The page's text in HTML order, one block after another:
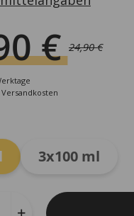
24,90€
€
Versandkosten
3x100 ml